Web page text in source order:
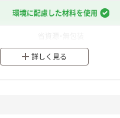
環境に配慮した材料を使用
分別・リサイクルしやすい設計
詳しく見る